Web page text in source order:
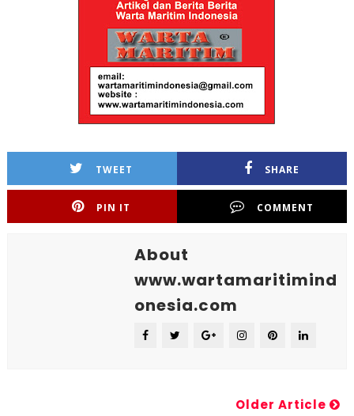
TWEET SHARE
PIN IT COMMENT
About
www.wartamaritimind
onesia.com
Older Article